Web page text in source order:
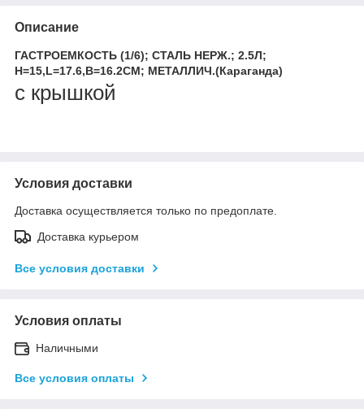
Описание
ГАСТРОЕМКОСТЬ (1/6); СТАЛЬ НЕРЖ.; 2.5Л;
H=15,L=17.6,B=16.2СМ; МЕТАЛЛИЧ.(Караганда)
с крышкой
Условия доставки
Доставка осуществляется только по предоплате.
Доставка курьером
Все условия доставки
Условия оплаты
Наличными
Все условия оплаты